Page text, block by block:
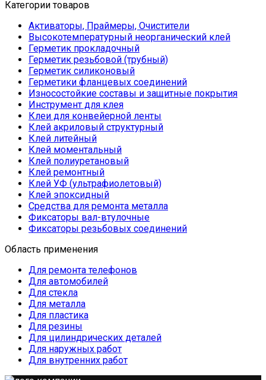
Категории товаров
Активаторы, Праймеры, Очистители
Высокотемпературный неорганический клей
Герметик прокладочный
Герметик резьбовой (трубный)
Герметик силиконовый
Герметики фланцевых соединений
Износостойкие составы и защитные покрытия
Инструмент для клея
Клеи для конвейерной ленты
Клей акриловый структурный
Клей литейный
Клей моментальный
Клей полиуретановый
Клей ремонтный
Клей УФ (ультрафиолетовый)
Клей эпоксидный
Средства для ремонта металла
Фиксаторы вал-втулочные
Фиксаторы резьбовых соединений
Область применения
Для ремонта телефонов
Для автомобилей
Для стекла
Для металла
Для пластика
Для резины
Для цилиндрических деталей
Для наружных работ
Для внутренних работ